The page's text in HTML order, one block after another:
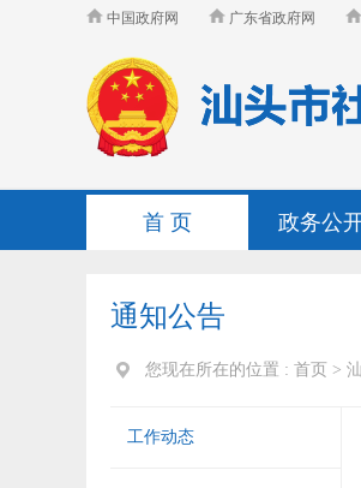
中国政府网 广东省政府网
首 页 政务公
通知公告
您现在所在的位置 : 首页 >
工作动态